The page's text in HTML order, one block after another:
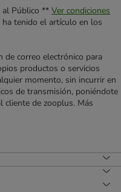
al Público ** Ver condiciones
tenido el artículo en los
de correo electrónico para
productos o servicios
momento, sin incurrir en
de transmisión, poniéndote
cliente de zooplus. Más